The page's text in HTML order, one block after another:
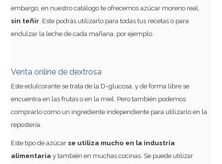
embargo, en nuestro catálogo te ofrecemos azúcar moreno real,
sin teñir . Este podrás utilizarlo para todas tus recetas o para
endulzar la leche de cada mañana, por ejemplo.
Venta online de dextrosa
Este edulcorante se trata de la D-glucosa, y de forma libre se
encuentra en las frutas o en la miel. Pero también podemos
comprarlo como un ingrediente independiente para utilizarlo en la
repostería.
Este tipo de azúcarse utiliza mucho en la industria
alimentaria y también en muchas cocinas. Se puede utilizar